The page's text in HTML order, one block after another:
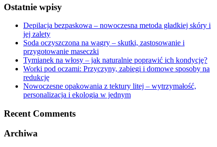
Ostatnie wpisy
Depilacja bezpaskowa – nowoczesna metoda gładkiej skóry i
jej zalety
Soda oczyszczona na wągry – skutki, zastosowanie i
przygotowanie maseczki
Tymianek na włosy – jak naturalnie poprawić ich kondycję?
Worki pod oczami: Przyczyny, zabiegi i domowe sposoby na
redukcję
Nowoczesne opakowania z tektury litej – wytrzymałość,
personalizacja i ekologia w jednym
Recent Comments
Archiwa